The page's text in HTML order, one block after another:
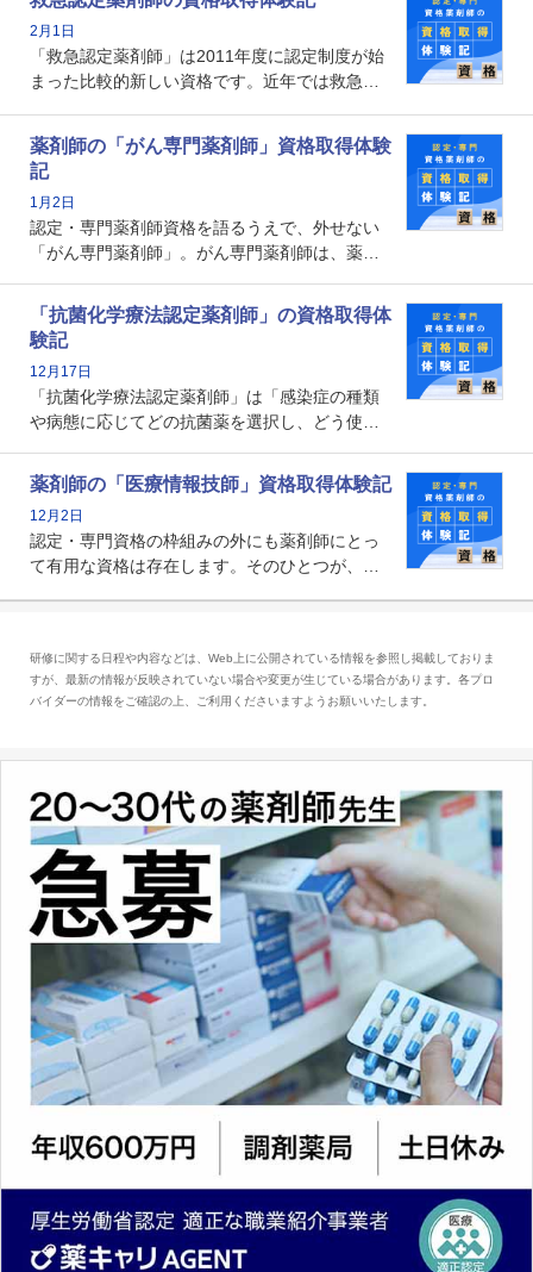
深めることで、子どもとその保護者に寄り添え
る存在です。今回はそんな小児薬物療法認定薬
剤師の取得体験記をご紹介します。
2月1日
「救急認定薬剤師」は2011年度に認定制度が始
まった比較的新しい資格です。近年では救急病
増えているのではないでしょうか。今回はそん
な救急認定薬剤師の取得体験記をご紹介しま
す。
薬剤師の「がん専門薬剤師」資格取得体験
記
1月2日
認定・専門薬剤師資格を語るうえで、外せない
「がん専門薬剤師」。がん専門薬剤師は、薬剤
関する資格として、2009年に発足しました。薬
剤師の専門性を活かして高度化するがん医療に
貢献する姿は、今も病院薬剤師にとって一目置
かれる存在です。
「抗菌化学療法認定薬剤師」の資格取得体
験記
12月17日
「抗菌化学療法認定薬剤師」は「感染症の種類
や病態に応じてどの抗菌薬を選択し、どう使っ
る薬剤師です。現在、感染防止対策加算の施設
基準に専任の薬剤師配置が挙げられており、今
後は感染症領域で薬剤師に、より多くの役割が
求められる可能性もあります。
薬剤師の「医療情報技師」資格取得体験記
12月2日
認定・専門資格の枠組みの外にも薬剤師にとっ
て有用な資格は存在します。そのひとつが、
とは、病院薬剤師を中心に大きな武器になりま
す。
研修に関する日程や内容などは、Web上に公開されている情報を参照し掲載しておりま
すが、最新の情報が反映されていない場合や変更が生じている場合があります。各プロ
バイダーの情報をご確認の上、ご利用くださいますようお願いいたします。